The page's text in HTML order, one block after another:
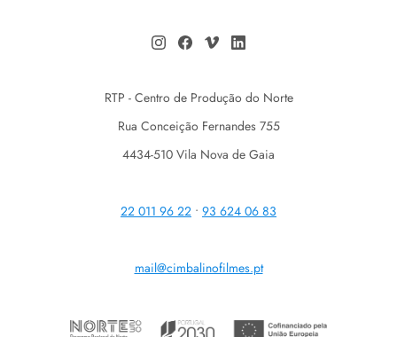
RTP - Centro de Produção do Norte
Rua Conceição Fernandes 755
4434-510 Vila Nova de Gaia
22 011 96 22 • 93 624 06 83
mail@cimbalinofilmes.pt